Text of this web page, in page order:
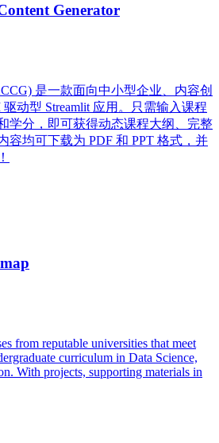
Generator
是一款面向中小型企业、内容创
动型 Streamlit 应用。只需输入课程
学分，即可获得动态课程大纲、完整
容均可下载为 PDF 和 PPT 格式，并
from reputable universities that meet
curriculum in Data Science,
With projects, supporting materials in